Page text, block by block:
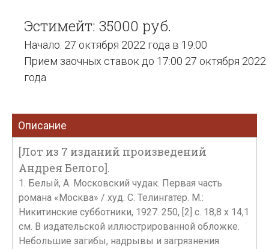
Эстимейт: 35000 руб.
Начало: 27 октября 2022 года в 19:00
Прием заочных ставок до 17:00 27 октября 2022
года
Описание
[Лот из 7 изданий произведений
Андрея Белого].
1. Белый, А. Московский чудак. Первая часть
романа «Москва» / худ. С. Телингатер. М.:
Никитинские субботники, 1927. 250, [2] с. 18,8 х 14,1
см. В издательской иллюстрированной обложке.
Небольшие загибы, надрывы и загрязнения